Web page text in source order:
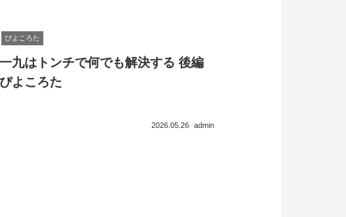
ぴよころた
一九はトンチで何でも解決する 後編
ぴよころた
2026.05.26 admin